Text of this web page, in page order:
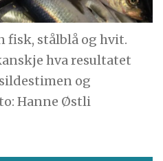
fisk, stålblå og hvit.
hva resultatet
og
Hanne Østli